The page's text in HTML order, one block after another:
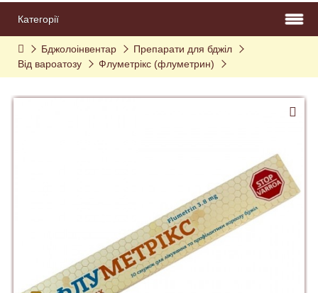
Категорії
Бджолоінвентар
Препарати для бджіл
Від вароатозу
Флуметрікс (флуметрин)